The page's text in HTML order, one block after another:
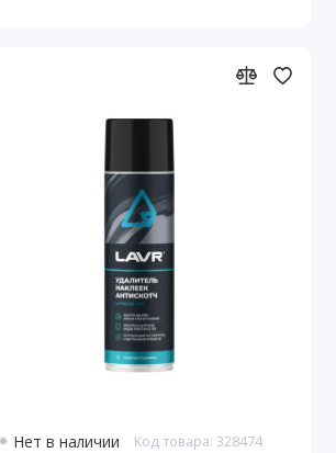
Нет в наличии Код товара: 328474